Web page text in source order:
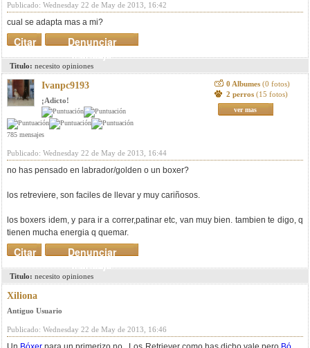
Publicado: Wednesday 22 de May de 2013, 16:42
cual se adapta mas a mi?
Denunciar
mensaje
Citar
Titulo: necesito opiniones
Ivanpc9193
¡Adicto!
785 mensajes
0 Albumes (0 fotos)
2 perros (15 fotos)
ver mas
Publicado: Wednesday 22 de May de 2013, 16:44
no has pensado en labrador/golden o un boxer?
los retreviere, son faciles de llevar y muy cariñosos.
los boxers idem, y para ir a correr,patinar etc, van muy bien. tambien te digo, q
tienen mucha energia q quemar.
Denunciar
mensaje
Citar
Titulo: necesito opiniones
Xiliona
Antiguo Usuario
Publicado: Wednesday 22 de May de 2013, 16:46